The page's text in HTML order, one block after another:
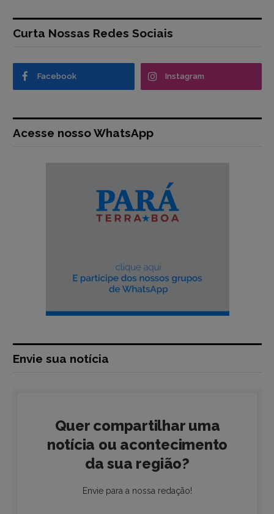
Curta Nossas Redes Sociais
Facebook Instagram
Acesse nosso WhatsApp
Envie sua notícia
Quer compartilhar uma
notícia ou acontecimento
da sua região?
Envie para a nossa redação!